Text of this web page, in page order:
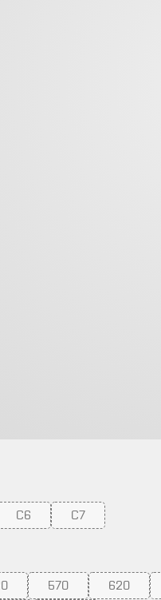
nicht verfügbar.)
C6
(Diese Option ist zurzeit nicht
C7
(Diese Option ist
zurzeit nicht verfügbar.)
Option ist zurzeit nicht
570
(Diese Option ist
620
(Diese